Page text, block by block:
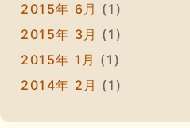
2015年 6月 (1)
2015年 3月 (1)
2015年 1月 (1)
2014年 2月 (1)